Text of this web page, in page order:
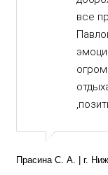
все
Прасина С. А. | г.